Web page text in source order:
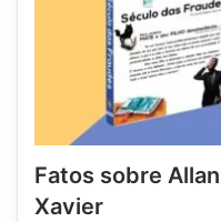
Fatos sobre
Xavier